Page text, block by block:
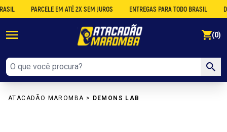
PARCELE EM ATÉ 2X SEM JUROS ENTREGAS PARA TODO BRASIL
(0)
ATACADÃO MAROMBA > DEMONS LAB